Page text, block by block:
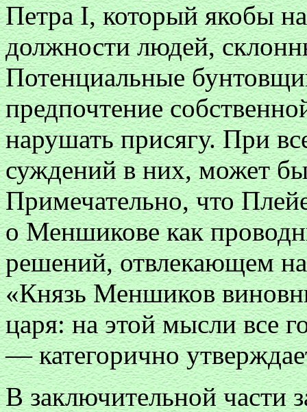
Петра I, который якобы
должности людей,
Потенциальные
предпочтение
нарушать присягу. При
суждений в них, может
Примечательно, что
о Меншикове как
решений, отвлекающем на
«Князь Меншиков
царя: на этой мысли все
— категорично
В заключительной части